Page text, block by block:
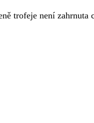
trofeje není